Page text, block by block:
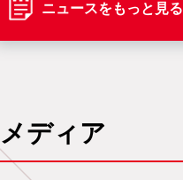
ニュースをもっと見る
メディア